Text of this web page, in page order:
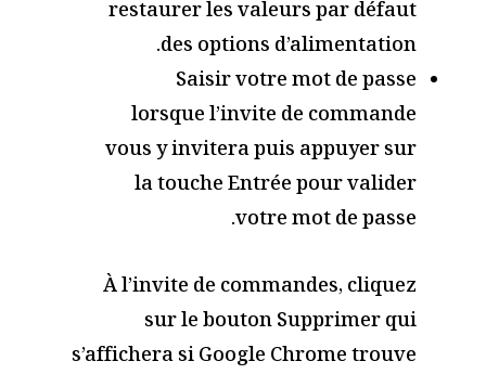
restaurer les valeurs par défaut
des options d’alimentation.
Saisir votre mot de passe
lorsque l’invite de commande
vous y invitera puis appuyer sur
la touche Entrée pour valider
votre mot de passe.
À l’invite de commandes, cliquez
sur le bouton Supprimer qui
s’affichera si Google Chrome trouve